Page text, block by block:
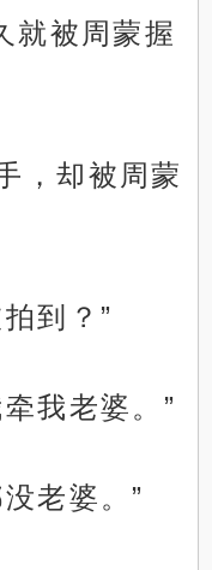
就被周蒙握
，却被周蒙
到？”
我老婆。”
老婆。”